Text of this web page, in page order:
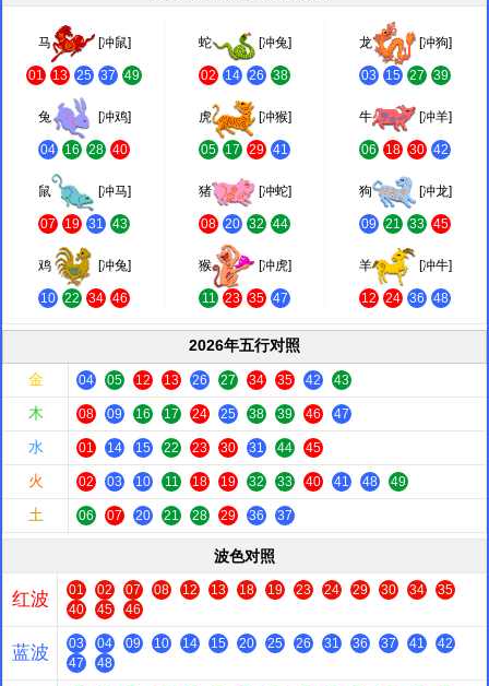
马 [冲鼠]
01 13 25 37 49
蛇 [冲兔]
02 14 26 38
龙 [冲狗]
03 15 27 39
兔 [冲鸡]
04 16 28 40
虎 [冲猴]
05 17 29 41
牛 [冲羊]
06 18 30 42
鼠 [冲马]
07 19 31 43
猪 [冲蛇]
08 20 32 44
狗 [冲龙]
09 21 33 45
鸡 [冲兔]
10 22 34 46
猴 [冲虎]
11 23 35 47
羊 [冲牛]
12 24 36 48
2026年五行对照
金
04 05 12 13 26 27 34 35 42 43
木 08 09 16 17 24 25 38 39 46 47
水 01 14 15 22 23 30 31 44 45
火 02 03 10 11 18 19 32 33 40 41 48 49
土 06 07 20 21 28 29 36 37
波色对照
红波 01 02 07 08 12 13 18 19 23 24 29 30 34
35
40
45 46
蓝波 03 04 09 10 14 15 20 25 26 31 36 37 41
42
47
48